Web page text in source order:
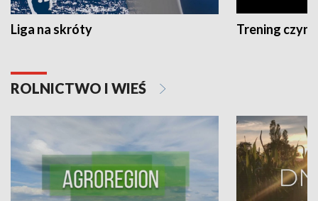
Liga na skróty Trening czyni
ROLNICTWO I WIEŚ